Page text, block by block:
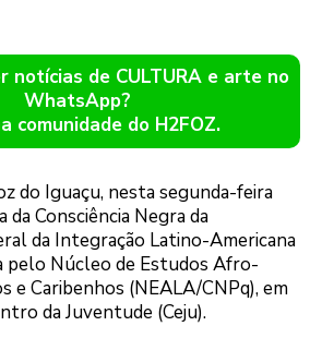
notícias de CULTURA e arte no
WhatsApp?
comunidade do H2FOZ.
do Iguaçu, nesta segunda-feira
da Consciência Negra da
da Integração Latino-Americana
pelo Núcleo de Estudos Afro-
e Caribenhos (NEALA/CNPq), em
da Juventude (Ceju).